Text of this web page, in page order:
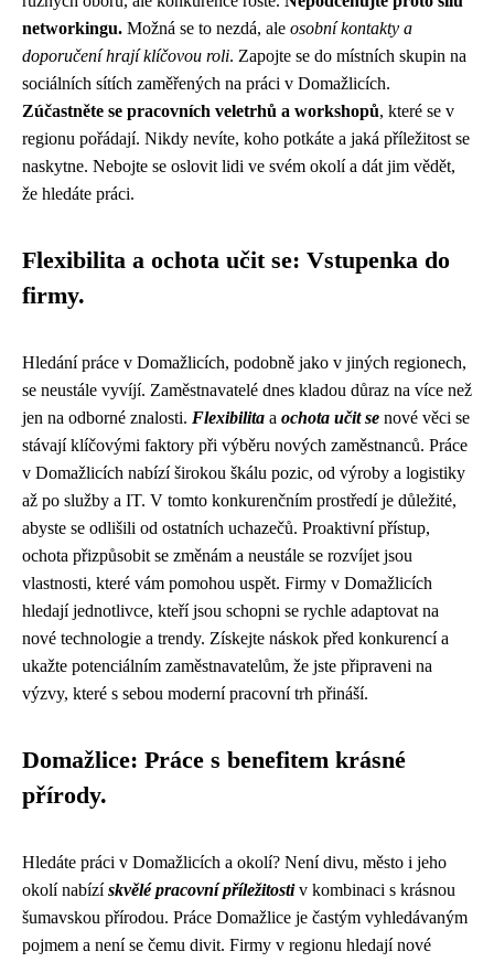
networkingu. Možná se to nezdá, ale osobní kontakty a
doporučení hrají klíčovou roli. Zapojte se do místních skupin na
sociálních sítích zaměřených na práci v Domažlicích.
Zúčastněte se pracovních veletrhů a workshopů, které se v
regionu pořádají. Nikdy nevíte, koho potkáte a jaká příležitost se
naskytne. Nebojte se oslovit lidi ve svém okolí a dát jim vědět,
že hledáte práci.
Flexibilita a ochota učit se: Vstupenka do
firmy.
Hledání práce v Domažlicích, podobně jako v jiných regionech,
se neustále vyvíjí. Zaměstnavatelé dnes kladou důraz na více než
jen na odborné znalosti. Flexibilita a ochota učit se nové věci se
stávají klíčovými faktory při výběru nových zaměstnanců. Práce
v Domažlicích nabízí širokou škálu pozic, od výroby a logistiky
až po služby a IT. V tomto konkurenčním prostředí je důležité,
abyste se odlišili od ostatních uchazečů. Proaktivní přístup,
ochota přizpůsobit se změnám a neustále se rozvíjet jsou
vlastnosti, které vám pomohou uspět. Firmy v Domažlicích
hledají jednotlivce, kteří jsou schopni se rychle adaptovat na
nové technologie a trendy. Získejte náskok před konkurencí a
ukažte potenciálním zaměstnavatelům, že jste připraveni na
výzvy, které s sebou moderní pracovní trh přináší.
Domažlice: Práce s benefitem krásné
přírody.
Hledáte práci v Domažlicích a okolí? Není divu, město i jeho
okolí nabízískvělé pracovní příležitostiv kombinaci s krásnou
šumavskou přírodou. Práce Domažlice je častým vyhledávaným
pojmem a není se čemu divit. Firmy v regionu hledají nové